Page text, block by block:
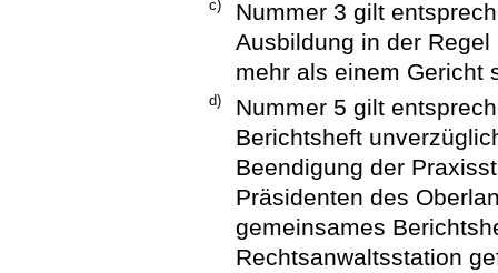
c)
Nummer 3 gilt
Ausbildung in der
mehr als einem Gericht
d)
Nummer 5 gilt
Berichtsheft
Beendigung der
Präsidenten des
gemeinsames
Rechtsanwaltsstation